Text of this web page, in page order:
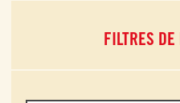
FILTRES